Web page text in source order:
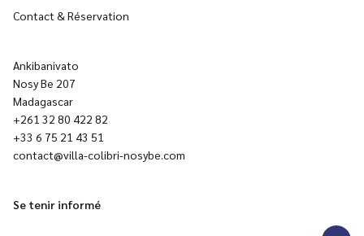
Contact & Réservation
Ankibanivato
Nosy Be 207
Madagascar
+261 32 80 422 82
+33 6 75 21 43 51
contact@villa-colibri-nosybe.com
Se tenir informé